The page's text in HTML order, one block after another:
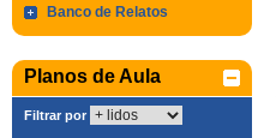
Banco de Relatos
Planos de Aula
Filtrar por